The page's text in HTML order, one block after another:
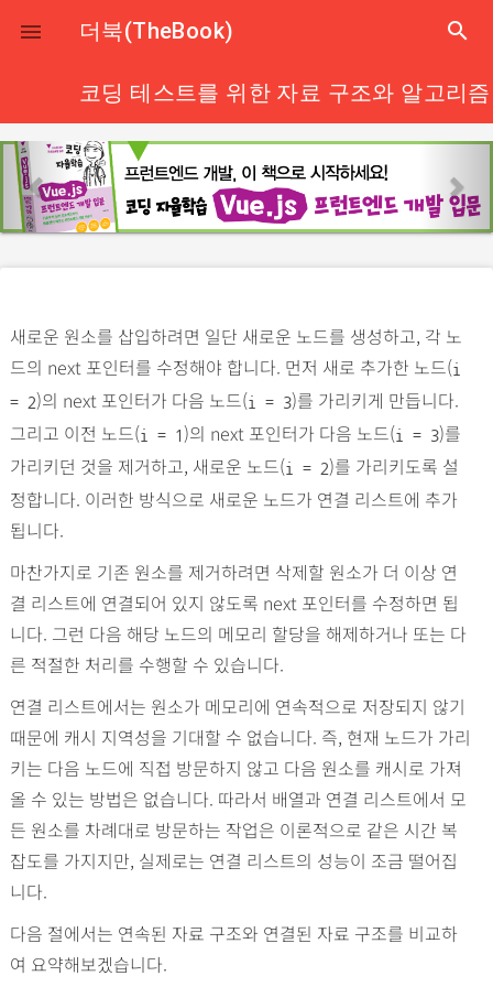
close
 더북(TheBook) search
코딩 테스트를 위한 자료 구조와 알고리
p
r
e
u
s
e
x
새로운 원소를 삽입하려면 일단 새로운 노드를 생성하고, 각 노
드의 next 포인터를 수정해야 합니다. 먼저 새로 추가한 노드(i
= 2)의 next 포인터가 다음 노드(i = 3)를 가리키게 만듭니다.
그리고 이전 노드(i = 1)의 next 포인터가 다음 노드(i = 3)를
가리키던 것을 제거하고, 새로운 노드(i = 2)를 가리키도록 설
정합니다. 이러한 방식으로 새로운 노드가 연결 리스트에 추가
됩니다.
마찬가지로 기존 원소를 제거하려면 삭제할 원소가 더 이상 연
결 리스트에 연결되어 있지 않도록 next 포인터를 수정하면 됩
니다. 그런 다음 해당 노드의 메모리 할당을 해제하거나 또는 다
른 적절한 처리를 수행할 수 있습니다.
연결 리스트에서는 원소가 메모리에 연속적으로 저장되지 않기
때문에 캐시 지역성을 기대할 수 없습니다. 즉, 현재 노드가 가리
키는 다음 노드에 직접 방문하지 않고 다음 원소를 캐시로 가져
올 수 있는 방법은 없습니다. 따라서 배열과 연결 리스트에서 모
든 원소를 차례대로 방문하는 작업은 이론적으로 같은 시간 복
잡도를 가지지만, 실제로는 연결 리스트의 성능이 조금 떨어집
니다.
다음 절에서는 연속된 자료 구조와 연결된 자료 구조를 비교하
여 요약해보겠습니다.